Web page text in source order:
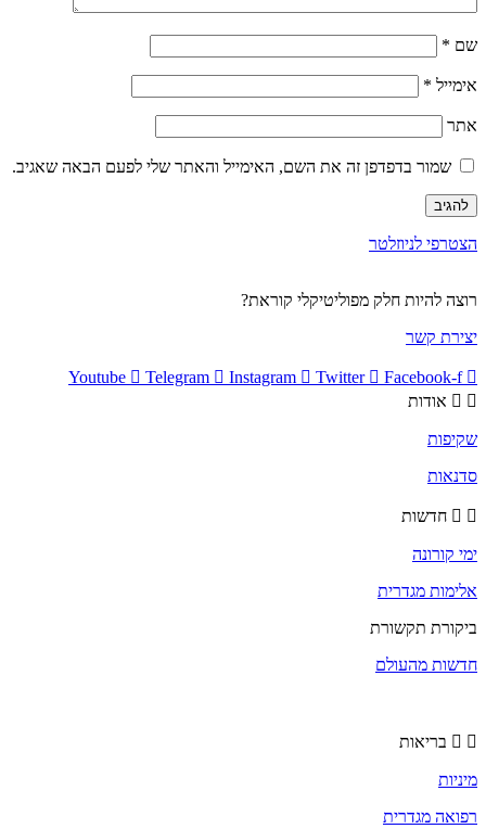
שם *
אימייל *
אתר
שמור בדפדפן זה את השם, האימייל והאתר שלי לפעם הבאה שאגיב.
הצטרפי לניוזלטר
רוצה להיות חלק מפוליטיקלי קוראת?
יצירת קשר
Youtube Telegram Instagram Twitter
Facebook-f
אודות
שקיפות
סדנאות
חדשות
ימי קורונה
אלימות מגדרית
ביקורת תקשורת
חדשות מהעולם
בריאות
מיניות
רפואה מגדרית